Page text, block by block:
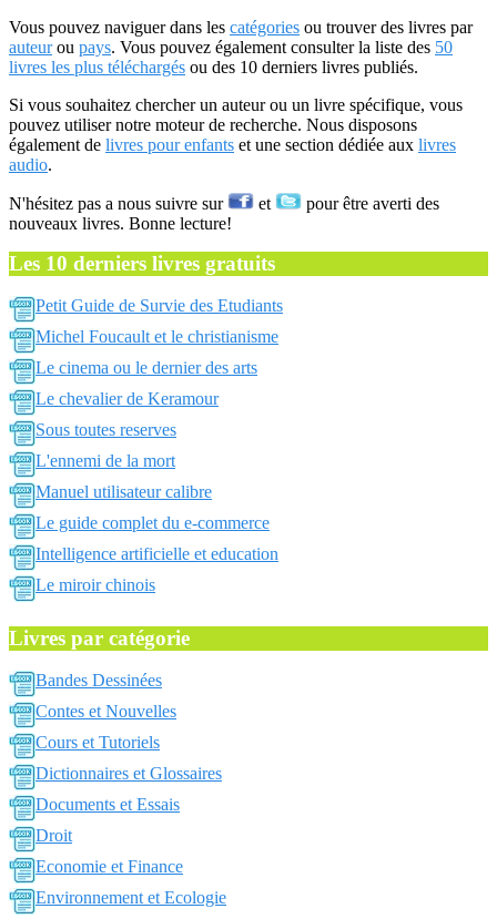
Vous pouvez naviguer dans les catégories ou trouver des livres par
auteurou pays. Vous pouvez également consulter la liste des 50
livres les plus téléchargés ou des 10 derniers livres publiés.
Si vous souhaitez chercher un auteur ou un livre spécifique, vous
pouvez utiliser notre moteur de recherche. Nous disposons
également de livres pour enfants et une section dédiée aux livres
audio.
N'hésitez pas a nous suivre sur et
pour être averti des
nouveaux livres. Bonne lecture!
Les 10 derniers livres gratuits
Petit Guide de Survie des Etudiants
Michel Foucault et le christianisme
Le cinema ou le dernier des arts
Le chevalier de Keramour
Sous toutes reserves
L'ennemi de la mort
Manuel utilisateur calibre
Le guide complet du e-commerce
Intelligence artificielle et education
Le miroir chinois
Livres par catégorie
Bandes Dessinées
Contes et Nouvelles
Cours et Tutoriels
Dictionnaires et Glossaires
Documents et Essais
Droit
Economie et Finance
Environnement et Ecologie